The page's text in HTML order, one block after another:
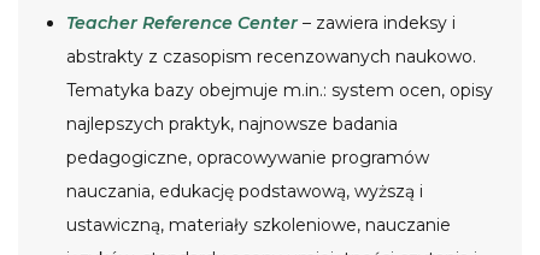
Teacher Reference Center– zawiera indeksy i
abstrakty z czasopism recenzowanych naukowo.
Tematyka bazy obejmuje m.in.: system ocen, opisy
najlepszych praktyk, najnowsze badania
pedagogiczne, opracowywanie programów
nauczania, edukację podstawową, wyższą i
ustawiczną, materiały szkoleniowe, nauczanie